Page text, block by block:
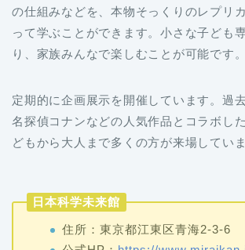
り、家族みんなで楽しむことが可能です
定期的に企画展示を開催しています。過
どもから大人まで多くの方が来場してい
公式HP：https://